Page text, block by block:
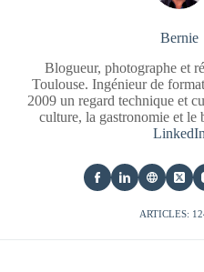
Bernie
Blogueur, photographe et
Toulouse. Ingénieur de
2009 un regard technique et
culture, la gastronomie et le
LinkedIn
ARTICLES: